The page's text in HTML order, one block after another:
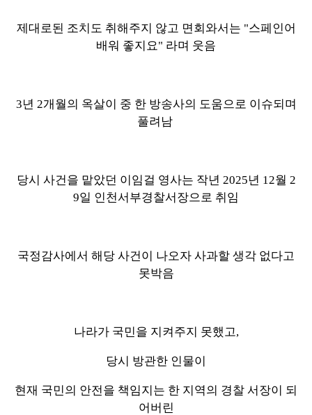
제대로된 조치도 취해주지 않고 면회와서는 "스페인어
배워 좋지요" 라며 웃음
3년 2개월의 옥살이 중 한 방송사의 도움으로 이슈되며
풀려남
당시 사건을 맡았던 이임걸 영사는 작년 2025년 12월 2
9일 인천서부경찰서장으로 취임
국정감사에서 해당 사건이 나오자 사과할 생각 없다고
못박음
나라가 국민을 지켜주지 못했고,
당시 방관한 인물이
현재 국민의 안전을 책임지는 한 지역의 경찰 서장이 되
어버린